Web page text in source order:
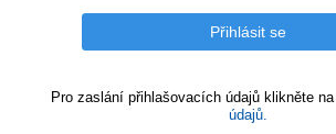
Pro zaslání přihlašovacích údajů klikněte na
údajů.